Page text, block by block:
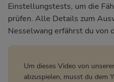
Einstellungstests, um die
prüfen. Alle Details zum
Nesselwang erfährst du von
Um dieses Video von
abzuspielen, musst du dem